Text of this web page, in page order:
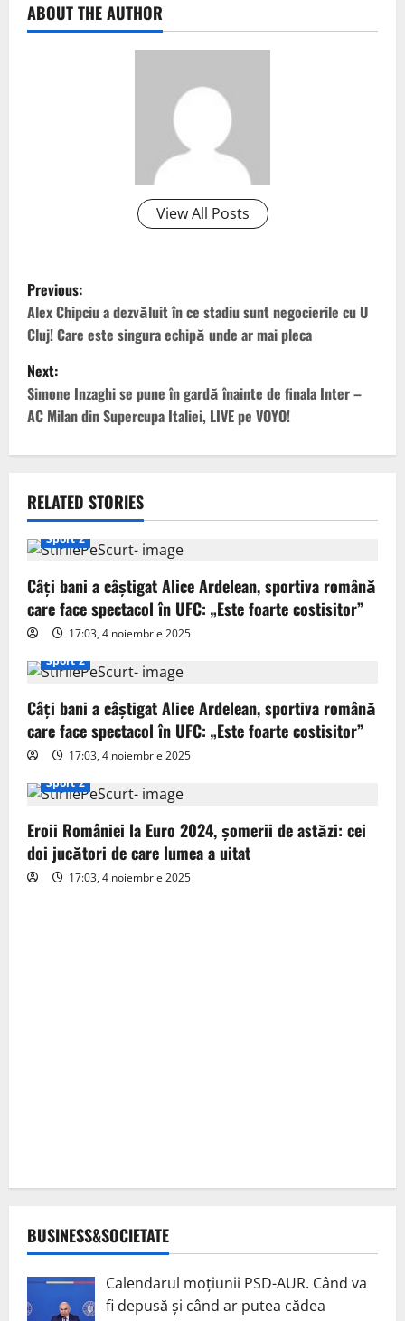
ABOUT THE AUTHOR
View All Posts
P
o
s
t
n
v
i
g
a
t
i
o
n
Previous:
Alex Chipciu a dezvăluit în ce stadiu sunt negocierile cu U
Cluj! Care este singura echipă unde ar mai pleca
Next:
Simone Inzaghi se pune în gardă înainte de finala Inter –
AC Milan din Supercupa Italiei, LIVE pe VOYO!
RELATED STORIES
Sport 2
Câți bani a câștigat Alice Ardelean, sportiva română
care face spectacol în UFC: „Este foarte costisitor”
17:03, 4 noiembrie 2025
Sport 2
Câți bani a câștigat Alice Ardelean, sportiva română
care face spectacol în UFC: „Este foarte costisitor”
17:03, 4 noiembrie 2025
Sport 2
Eroii României la Euro 2024, șomerii de astăzi: cei
doi jucători de care lumea a uitat
17:03, 4 noiembrie 2025
BUSINESS&SOCIETATE
Calendarul moțiunii PSD-AUR. Când va
fi depusă și când ar putea cădea